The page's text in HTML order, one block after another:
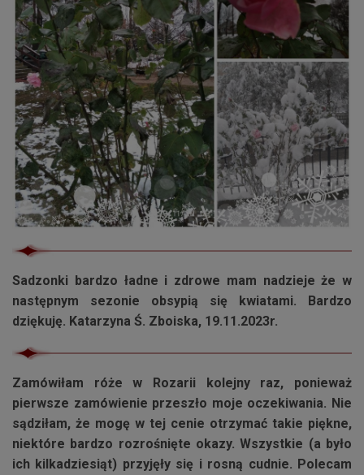
Sadzonki bardzo ładne i zdrowe mam nadzieje że w
następnym sezonie obsypią się kwiatami. Bardzo
dziękuję. Katarzyna Ś. Zboiska, 19.11.2023r.
Zamówiłam róże w Rozarii kolejny raz, ponieważ
pierwsze zamówienie przeszło moje oczekiwania. Nie
sądziłam, że mogę w tej cenie otrzymać takie piękne,
niektóre bardzo rozrośnięte okazy. Wszystkie (a było
ich kilkadziesiąt) przyjęły się i rosną cudnie. Polecam